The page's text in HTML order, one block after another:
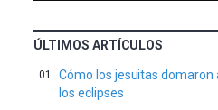
ÚLTIMOS ARTÍCULOS
Cómo los jesuitas domaron
los eclipses